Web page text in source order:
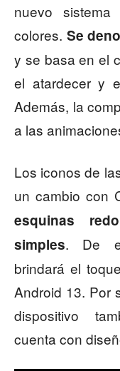
nuevo
colores. Se
y se basa en el
el atardecer y
Además, la
a las
Los iconos de
un cambio con
esquinas
simples. De
brindará el
Android 13. Por
dispositivo
cuenta con